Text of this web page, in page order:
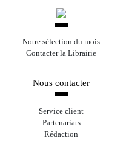
Notre sélection du mois
Contacter la Librairie
Nous contacter
Service client
Partenariats
Rédaction